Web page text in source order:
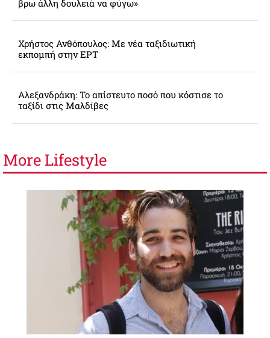
βρω άλλη δουλειά να φύγω»
Χρήστος Ανθόπουλος: Με νέα ταξιδιωτική
εκπομπή στην ΕΡΤ
Αλεξανδράκη: Το απίστευτο ποσό που κόστισε το
ταξίδι στις Μαλδίβες
More Lifestyle